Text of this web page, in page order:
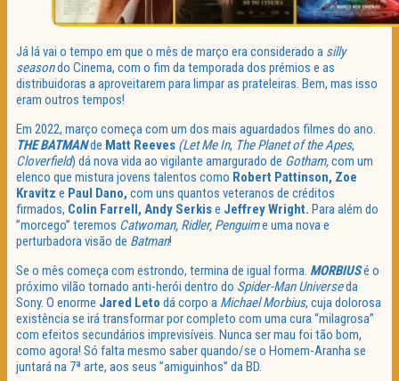
Já lá vai o tempo em que o mês de março era considerado a silly
seasondo Cinema, com o fim da temporada dos prémios e as
distribuidoras a aproveitarem para limpar as prateleiras. Bem, mas isso
eram outros tempos!
Em 2022, março começa com um dos mais aguardados filmes do ano.
THE BATMANde Matt Reeves (Let Me In, The Planet of the Apes,
Cloverfield) dá nova vida ao vigilante amargurado de Gotham,com um
elenco que mistura jovens talentos como Robert Pattinson, Zoe
Kravitz e Paul Dano, com uns quantos veteranos de créditos
firmados, Colin Farrell, Andy Serkise Jeffrey Wright. Para além do
”morcego” teremos Catwoman, Ridler, Penguime uma nova e
perturbadora visão de Batman!
Se o mês começa com estrondo, termina de igual forma. MORBIUSé o
próximo vilão tornado anti-herói dentro do Spider-Man Universeda
Sony. O enorme Jared Leto dá corpo a Michael Morbius, cuja dolorosa
existência se irá transformar por completo com uma cura “milagrosa”
com efeitos secundários imprevisíveis. Nunca ser mau foi tão bom,
como agora! Só falta mesmo saber quando/se o Homem-Aranha se
juntará na 7ª arte, aos seus ”amiguinhos” da BD.